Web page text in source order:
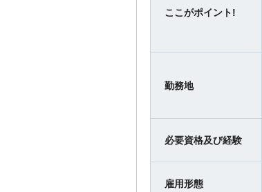
ここがポイント!
勤務地
必要資格及び経験
雇用形態